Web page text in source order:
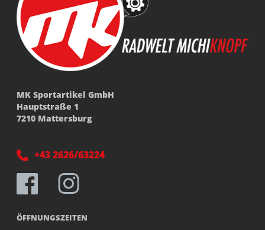
MK Sportartikel GmbH
Hauptstraße 1
7210 Mattersburg
+43 2626/63224
ÖFFNUNGSZEITEN